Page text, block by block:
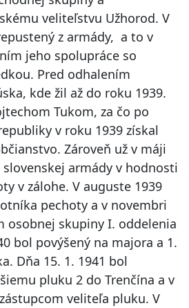
veliteľstvu Užhorod. V
z armády, a to v
jeho spolupráce so
Pred odhalením
kde žil až do roku 1939.
Tukom, za čo po
v roku 1939 získal
Zároveň už v máji
armády v hodnosti
v zálohe. V auguste 1939
pechoty a v novembri
osobnej skupiny I. oddelenia
bol povýšený na majora a 1.
Dňa 15. 1. 1941 bol
pluku 2 do Trenčína a v
veliteľa pluku. V